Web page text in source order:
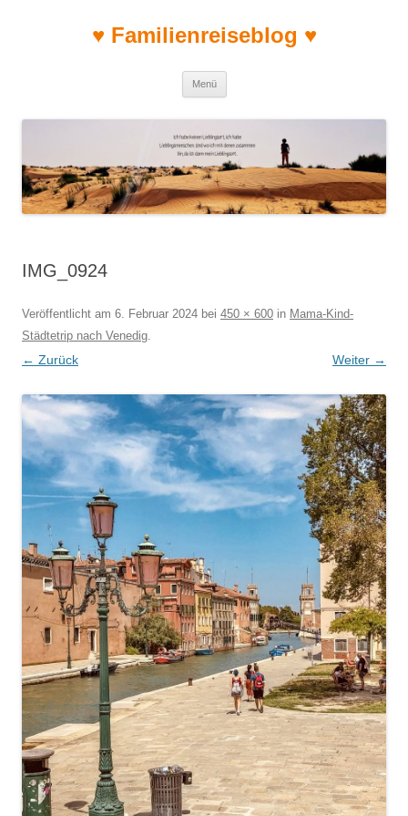
♥ Familienreiseblog ♥
Menü
IMG_0924
Veröffentlicht am 6. Februar 2024 bei 450 × 600 in Mama-Kind-
Städtetrip nach Venedig.
← Zurück Weiter →